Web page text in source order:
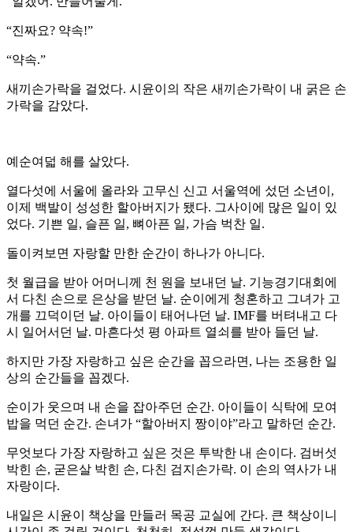
“진짜요? 약속!”
“약속.”
새끼손가락을 걸었다. 시윤이의 작은 새끼손가락이 내 굵은 손
가락을 감았다.
예순여덟 해를 살았다.
열다섯에 서울에 올라와 고무신 신고 서울역에 섰던 소년이,
이제 백발이 성성한 할아버지가 됐다. 그사이에 많은 일이 있
었다. 기쁜 일, 슬픈 일, 뼈아픈 일, 가슴 벅찬 일.
돌이켜보면 자랑할 만한 순간이 하나가 아니다.
첫 월급을 받아 어머니께 천 원을 보내던 날. 기능경기대회에
서 다친 손으로 은상을 받던 날. 순이에게 청혼하고 그녀가 고
개를 끄덕이던 날. 아이들이 태어나던 날. IMF를 버텨내고 다
시 일어서던 날. 마흔다섯 평 아파트 열쇠를 받아 들던 날.
하지만 가장 자랑하고 싶은 순간을 꼽으라면, 나는 조용한 일
상의 순간들을 꼽겠다.
순이가 웃으며 내 손을 잡아주던 순간. 아이들이 식탁에 모여
밥을 먹던 순간. 손녀가 “할아버지 짱이야”라고 말하던 순간.
무엇보다 가장 자랑하고 싶은 것은 투박한 내 손이다. 검버섯
박힌 손, 굳은살 박힌 손, 다친 검지손가락. 이 손의 역사가 내
자랑이다.
내일은 시윤이 책상을 만들러 목공 교실에 간다. 큰 책상이니